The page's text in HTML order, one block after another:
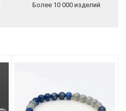
Более 10 000 изделий